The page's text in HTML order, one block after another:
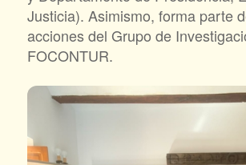
Justicia). Asimismo, forma parte
acciones del Grupo de
FOCONTUR.